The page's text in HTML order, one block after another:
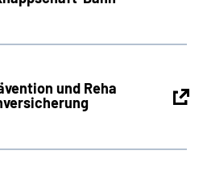
und Reha